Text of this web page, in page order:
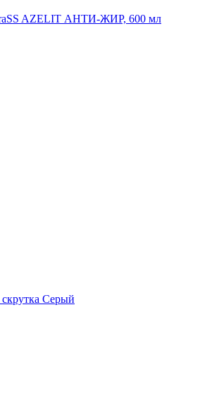
AZELIT АНТИ-ЖИР, 600 мл
Серый